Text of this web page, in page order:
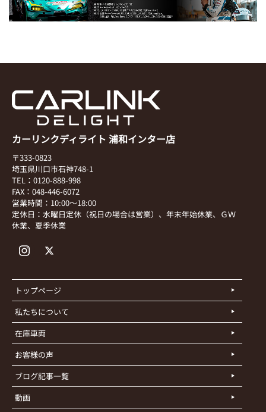
カーリンクディライト 浦和インター店
〒333-0823
埼玉県川口市石神748-1
TEL：0120-888-998
FAX：048-446-6072
営業時間：10:00～18:00
定休日：水曜日定休（祝日の場合は営業）、年末年始休業、ＧＷ
休業、夏季休業
トップページ
私たちについて
在庫車両
お客様の声
ブログ記事一覧
動画